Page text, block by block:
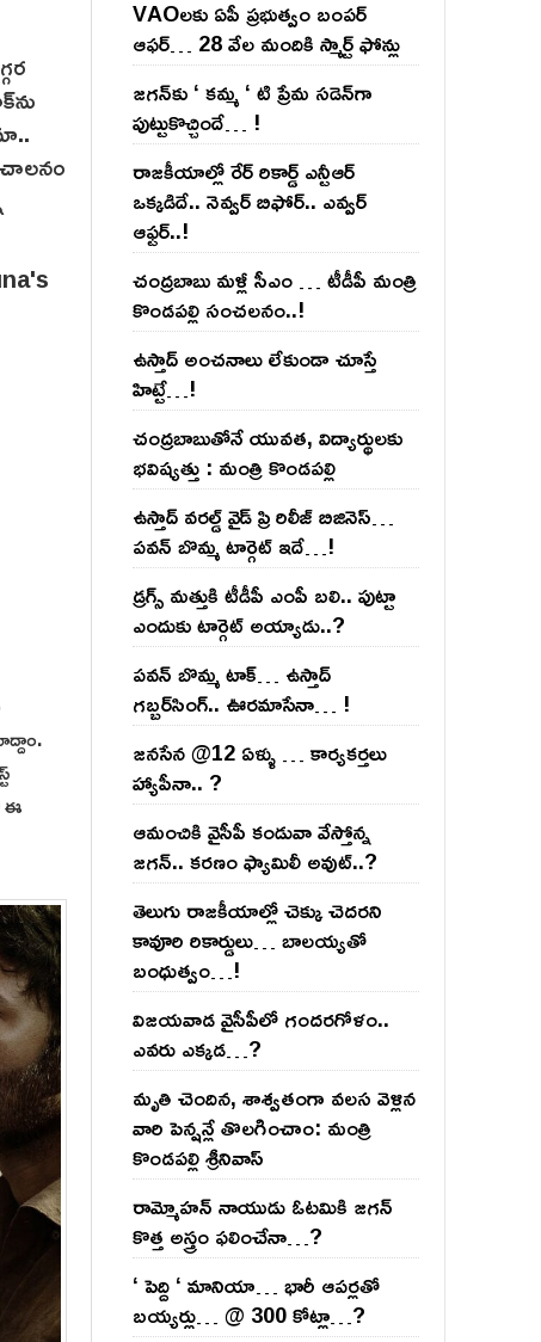
ఈ
VAOల‌కు ఏపీ ప్ర‌భుత్వం బంప‌ర్
ఆఫ‌ర్‌… 28 వేల మందికి స్మార్ట్ ఫోన్లు
జ‌గ‌న్‌కు ‘ క‌మ్మ ‘ టి ప్రేమ స‌డెన్‌గా
పుట్టుకొచ్చిందే… !
రాజ‌కీయాల్లో రేర్ రికార్డ్ ఎన్టీఆర్
ఒక్క‌డిదే.. నెవ్వ‌ర్ బిఫోర్‌.. ఎవ్వ‌ర్
ఆఫ్ట‌ర్‌..!
చంద్ర‌బాబు మ‌ళ్లీ సీఎం … టీడీపీ మంత్రి
కొండ‌ప‌ల్లి సంచ‌ల‌నం..!
ఉస్తాద్ అంచ‌నాలు లేకుండా చూస్తే
హిట్టే…!
చంద్ర‌బాబుతోనే యువ‌త‌, విద్యార్థుల‌కు
భ‌విష్య‌త్తు : మంత్రి కొండ‌ప‌ల్లి
ఉస్తాద్ వ‌ర‌ల్డ్ వైడ్ ప్రి రిలీజ్ బిజినెస్‌…
ప‌వ‌న్ బొమ్మ టార్గెట్ ఇదే…!
డ్రగ్స్ మత్తుకి టీడీపీ ఎంపీ బలి.. పుట్టా
ఎందుకు టార్గెట్ అయ్యాడు..?
ప‌వ‌న్ బొమ్మ టాక్‌… ఉస్తాద్
గ‌బ్బ‌ర్‌సింగ్‌.. ఊర‌మాసేనా… !
జనసేన @12 ఏళ్ళు … కార్యకర్తలు
హ్యాపీనా.. ?
ఆమంచికి వైసీపీ కండువా వేస్తోన్న
జ‌గ‌న్‌.. క‌ర‌ణం ఫ్యామిలీ అవుట్‌..?
తెలుగు రాజ‌కీయాల్లో చెక్కు చెద‌ర‌ని
కావూరి రికార్డులు… బాల‌య్యతో
బంధుత్వం…!
విజ‌య‌వాడ వైసీపీలో గంద‌ర‌గోళం..
ఎవ‌రు ఎక్క‌డ‌…?
మృతి చెందిన, శాశ్వతంగా వలస వెళ్లిన
వారి పెన్ష‌న్లే తొల‌గించాం: మంత్రి
కొండపల్లి శ్రీనివాస్
రామ్మోహ‌న్ నాయుడు ఓట‌మికి జ‌గ‌న్
కొత్త అస్త్రం ఫ‌లించేనా…?
‘ పెద్ది ‘ మానియా… భారీ ఆప‌ర్ల‌తో
బ‌య్య‌ర్లు… @ 300 కోట్లా…?